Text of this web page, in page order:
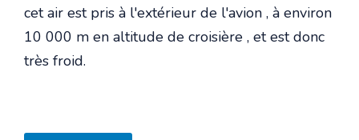
cet air est pris à l'extérieur de l'avion , à environ
10 000 m en altitude de croisière , et est donc
très froid.